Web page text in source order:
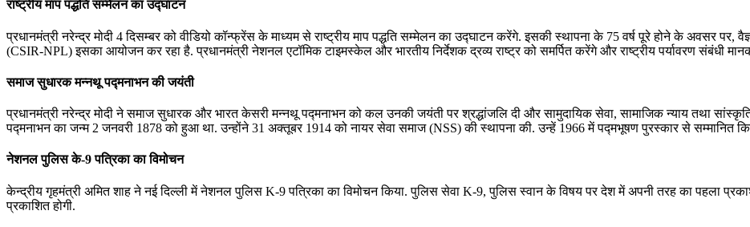
राष्ट्रीय माप पद्धति सम्‍मेलन का उद्घाटन
प्रधानमंत्री नरेन्‍द्र मोदी 4 दिसम्बर को वीडियो कॉन्फ्रेंस के माध्यम से राष्ट्रीय माप पद्धति सम्‍मेलन का उद्घाटन करेंगे. इसकी स्थापना के 75 वर्ष पूरे होने के अवसर पर,
(CSIR-NPL) इसका आयोजन कर रहा है. प्रधानमंत्री नेशनल एटॉमिक टाइमस्‍केल और भारतीय निर्देशक द्रव्य राष्ट्र को समर्पित करेंगे और राष्ट्रीय पर्यावरण संबंधी
समाज सुधारक मन्‍नथू पद्मनाभन की जयंती
प्रधानमंत्री नरेन्‍द्र मोदी ने समाज सुधारक और भारत केसरी मन्‍नथू पद्मनाभन को कल उनकी जयंती पर श्रद्धांजलि दी और सामुदायिक सेवा, सामाजिक न्‍याय तथा
पद्मनाभन का जन्‍म 2 जनवरी 1878 को हुआ था. उन्‍होंने 31 अक्‍तूबर 1914 को नायर सेवा समाज (NSS) की स्‍थापना की. उन्‍हें 1966 में पद्मभूषण पुरस्‍कार से सम्‍मानित
नेशनल पुलिस के-9 पत्रिका का विमोचन
केन्द्रीय गृहमंत्री अमित शाह ने नई दिल्ली में नेशनल पुलिस K-9 पत्रिका का विमोचन किया. पुलिस सेवा K-9, पुलिस स्वान के विषय पर देश में अपनी तरह का पहला
प्रकाशित होगी.